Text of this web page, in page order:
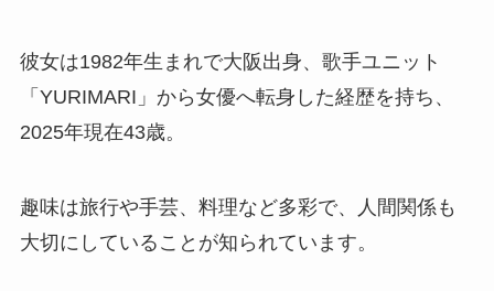
彼女は1982年生まれで大阪出身、歌手ユニット
「YURIMARI」から女優へ転身した経歴を持ち、
2025年現在43歳。
趣味は旅行や手芸、料理など多彩で、人間関係も
大切にしていることが知られています。